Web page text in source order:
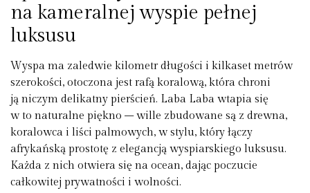
na kameralnej wyspie pełnej
luksusu
Wyspa ma zaledwie kilometr długości i kilkaset metrów
szerokości, otoczona jest rafą koralową, która chroni
ją niczym delikatny pierścień. Laba Laba wtapia się
w to naturalne piękno – wille zbudowane są z drewna,
koralowca i liści palmowych, w stylu, który łączy
afrykańską prostotę z elegancją wyspiarskiego luksusu.
Każda z nich otwiera się na ocean, dając poczucie
całkowitej prywatności i wolności.